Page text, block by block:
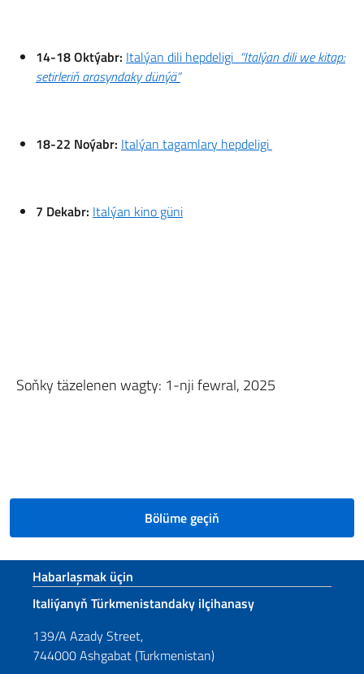
14-18 Oktýabr: Italýan dili hepdeligi “Italýan dili we kitap:
setirleriň arasyndaky dünýä”
18-22 Noýabr: Italýan tagamlary hepdeligi
7 Dekabr: Italýan kino güni
Soňky täzelenen wagty: 1-nji fewral, 2025
Bölüme geçiň
Sezione footer
Habarlaşmak üçin
Italiýanyň Türkmenistandaky ilçihanasy
139/A Azady Street,
744000 Ashgabat (Turkmenistan)